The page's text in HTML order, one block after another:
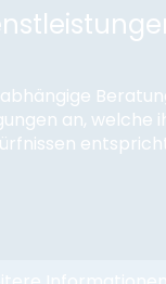
an, welche